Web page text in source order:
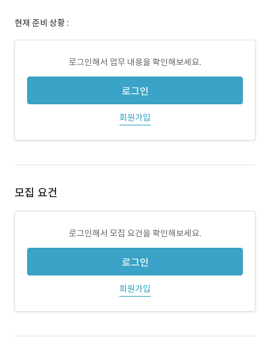
현재 준비 상황 :
로그인해서 업무 내용을 확인해보세요.
로그인
회원가입
모집 요건
로그인해서 모집 요건을 확인해보세요.
로그인
회원가입